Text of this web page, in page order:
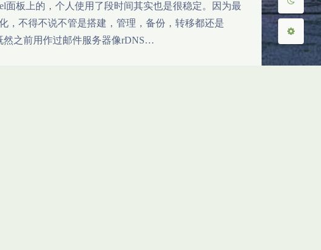
面板上的，个人使用了段时间其实也是很稳定。因为最
，不得不说不管是搭建，管理，备份，转移都还是
然之前用作过邮件服务器像rDNS…